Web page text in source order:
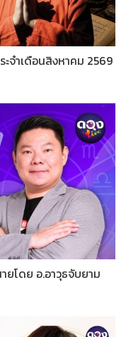
จำเดือนสิงหาคม 2569
ยโดย อ.อาวุธจับยาม